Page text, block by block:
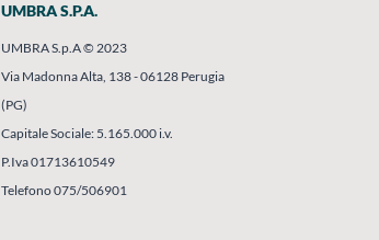
UMBRA S.P.A.
UMBRA S.p.A © 2023
Via Madonna Alta, 138 - 06128 Perugia
(PG)
Capitale Sociale: 5.165.000 i.v.
P.Iva 01713610549
Telefono 075/506901